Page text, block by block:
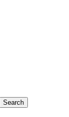
Search